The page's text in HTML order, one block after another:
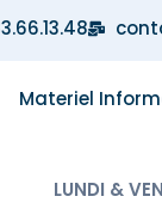
Materiel
LUNDI &